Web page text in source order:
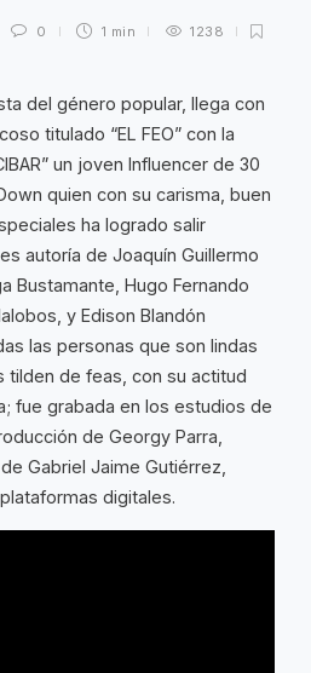
0 1 min 1238
del género popular, llega con
titulado “EL FEO” con la
un joven Influencer de 30
quien con su carisma, buen
ha logrado salir
autoría de Joaquín Guillermo
Bustamante, Hugo Fernando
y Edison Blandón
las personas que son lindas
tilden de feas, con su actitud
fue grabada en los estudios de
de Georgy Parra,
Gabriel Jaime Gutiérrez,
digitales.